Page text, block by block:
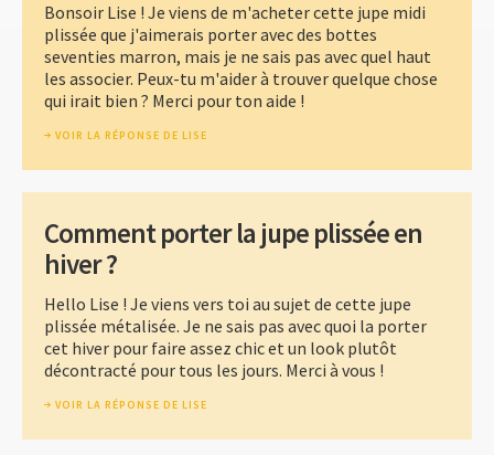
Bonsoir Lise ! Je viens de m'acheter cette jupe midi
plissée que j'aimerais porter avec des bottes
seventies marron, mais je ne sais pas avec quel haut
les associer. Peux-tu m'aider à trouver quelque chose
qui irait bien ? Merci pour ton aide !
VOIR LA RÉPONSE DE LISE
Comment porter la jupe plissée en
hiver ?
Hello Lise ! Je viens vers toi au sujet de cette jupe
plissée métalisée. Je ne sais pas avec quoi la porter
cet hiver pour faire assez chic et un look plutôt
décontracté pour tous les jours. Merci à vous !
VOIR LA RÉPONSE DE LISE